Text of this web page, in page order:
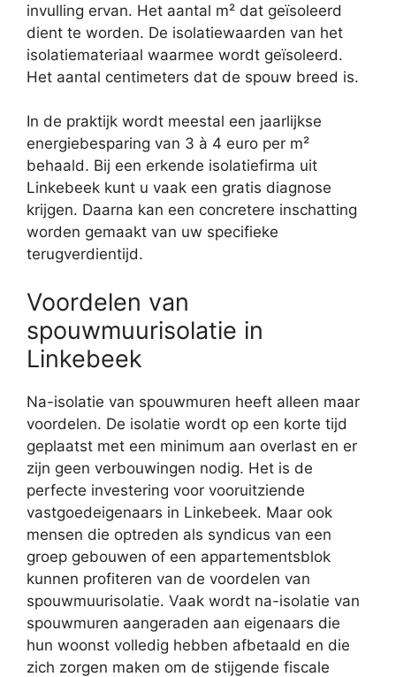
invulling ervan. Het aantal m² dat geïsoleerd
dient te worden. De isolatiewaarden van het
isolatiemateriaal waarmee wordt geïsoleerd.
Het aantal centimeters dat de spouw breed is.
In de praktijk wordt meestal een jaarlijkse
energiebesparing van 3 à 4 euro per m²
behaald. Bij een erkende isolatiefirma uit
Linkebeek kunt u vaak een gratis diagnose
krijgen. Daarna kan een concretere inschatting
worden gemaakt van uw specifieke
terugverdientijd.
Voordelen van
spouwmuurisolatie in
Linkebeek
Na-isolatie van spouwmuren heeft alleen maar
voordelen. De isolatie wordt op een korte tijd
geplaatst met een minimum aan overlast en er
zijn geen verbouwingen nodig. Het is de
perfecte investering voor vooruitziende
vastgoedeigenaars in Linkebeek. Maar ook
mensen die optreden als syndicus van een
groep gebouwen of een appartementsblok
kunnen profiteren van de voordelen van
spouwmuurisolatie. Vaak wordt na-isolatie van
spouwmuren aangeraden aan eigenaars die
hun woonst volledig hebben afbetaald en die
zich zorgen maken om de stijgende fiscale